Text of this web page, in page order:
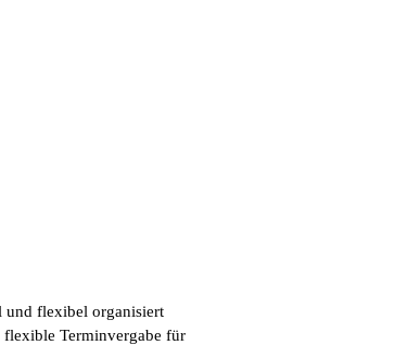
und flexibel organisiert
flexible Terminvergabe für